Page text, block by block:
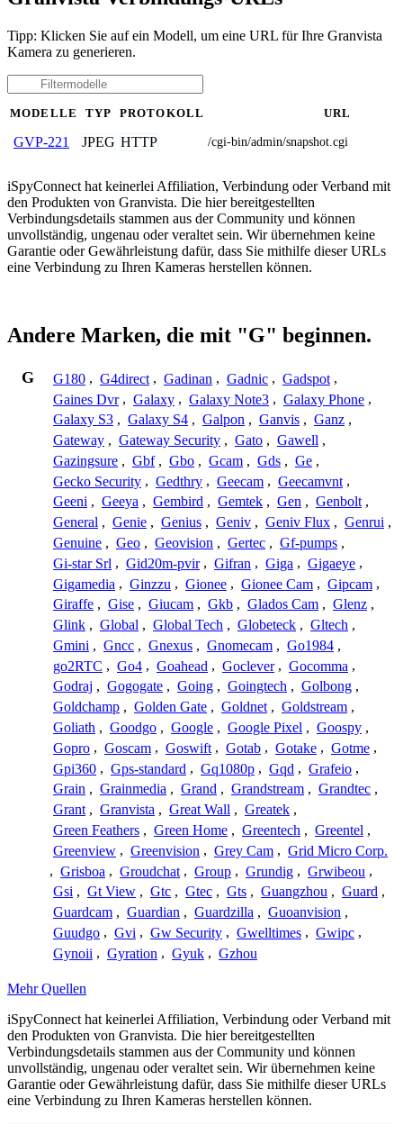
Tipp: Klicken Sie auf ein Modell, um eine URL für Ihre Granvista
Kamera zu generieren.
MODELLE TYP PROTOKOLL URL
GVP-221 JPEG HTTP /cgi-bin/admin/snapshot.cgi
iSpyConnect hat keinerlei Affiliation, Verbindung oder Verband mit
den Produkten von Granvista. Die hier bereitgestellten
Verbindungsdetails stammen aus der Community und können
unvollständig, ungenau oder veraltet sein. Wir übernehmen keine
Garantie oder Gewährleistung dafür, dass Sie mithilfe dieser URLs
eine Verbindung zu Ihren Kameras herstellen können.
Andere Marken, die mit "G" beginnen.
G G180 , G4direct , Gadinan , Gadnic , Gadspot ,
Gaines Dvr , Galaxy , Galaxy Note3 , Galaxy Phone ,
Galaxy S3 , Galaxy S4 , Galpon , Ganvis , Ganz ,
Gateway , Gateway Security , Gato , Gawell ,
Gazingsure , Gbf , Gbo , Gcam , Gds , Ge ,
Gecko Security , Gedthry , Geecam , Geecamvnt ,
Geeni , Geeya , Gembird , Gemtek , Gen , Genbolt ,
General , Genie , Genius , Geniv , Geniv Flux , Genrui ,
Genuine , Geo , Geovision , Gertec , Gf-pumps ,
Gi-star Srl , Gid20m-pvir , Gifran , Giga , Gigaeye ,
Gigamedia , Ginzzu , Gionee , Gionee Cam , Gipcam ,
Giraffe , Gise , Giucam , Gkb , Glados Cam , Glenz ,
Glink , Global , Global Tech , Globeteck , Gltech ,
Gmini , Gncc , Gnexus , Gnomecam , Go1984 ,
go2RTC , Go4 , Goahead , Goclever , Gocomma ,
Godraj , Gogogate , Going , Goingtech , Golbong ,
Goldchamp , Golden Gate , Goldnet , Goldstream ,
Goliath , Goodgo , Google , Google Pixel , Goospy ,
Gopro , Goscam , Goswift , Gotab , Gotake , Gotme ,
Gpi360 , Gps-standard , Gq1080p , Gqd , Grafeio ,
Grain , Grainmedia , Grand , Grandstream , Grandtec ,
Grant , Granvista , Great Wall , Greatek ,
Green Feathers , Green Home , Greentech , Greentel ,
Greenview , Greenvision , Grey Cam , Grid Micro Corp.
, Grisboa , Groudchat , Group , Grundig , Grwibeou ,
Gsi , Gt View , Gtc , Gtec , Gts , Guangzhou , Guard ,
Guardcam , Guardian , Guardzilla , Guoanvision ,
Guudgo , Gvi , Gw Security , Gwelltimes , Gwipc ,
Gynoii , Gyration , Gyuk , Gzhou
Mehr Quellen
iSpyConnect hat keinerlei Affiliation, Verbindung oder Verband mit
den Produkten von Granvista. Die hier bereitgestellten
Verbindungsdetails stammen aus der Community und können
unvollständig, ungenau oder veraltet sein. Wir übernehmen keine
Garantie oder Gewährleistung dafür, dass Sie mithilfe dieser URLs
eine Verbindung zu Ihren Kameras herstellen können.